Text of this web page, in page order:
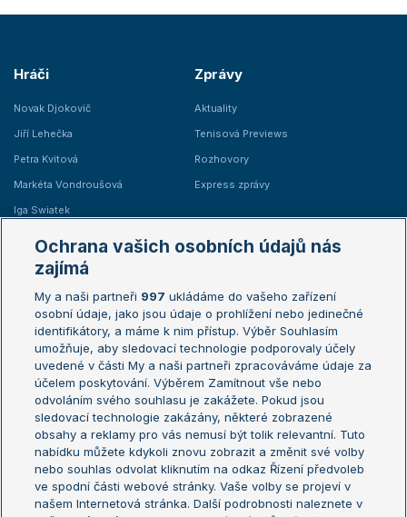
Hráči
Novak Djokovič
Jiří Lehečka
Petra Kvitová
Markéta Vondroušová
Iga Swiatek
Zprávy
Aktuality
Tenisová Previews
Rozhovory
Express zprávy
Žebříčky
Žebříček ATP (muži)
Žebříček WTA (ženy)
Sázkařský žebříček
Australian Open
French Open
Wimbledon
US Open
Turnaj mistrů
Turnaj mistryň
Aktualní trendy
Fotbalové přestupy
Livesport Daily
Ochrana vašich osobních údajů nás
zajímá
My a naši partneři 997 ukládáme do vašeho zařízení
osobní údaje, jako jsou údaje o prohlížení nebo jedinečné
identifikátory, a máme k nim přístup. Výběr Souhlasím
umožňuje, aby sledovací technologie podporovaly účely
uvedené v části My a naši partneři zpracováváme údaje za
účelem poskytování. Výběrem Zamítnout vše nebo
odvoláním svého souhlasu je zakážete. Pokud jsou
sledovací technologie zakázány, některé zobrazené
obsahy a reklamy pro vás nemusí být tolik relevantní. Tuto
nabídku můžete kdykoli znovu zobrazit a změnit své volby
nebo souhlas odvolat kliknutím na odkaz Řízení předvoleb
ve spodní části webové stránky. Vaše volby se projeví v
našem Internetová stránka. Další podrobnosti naleznete v